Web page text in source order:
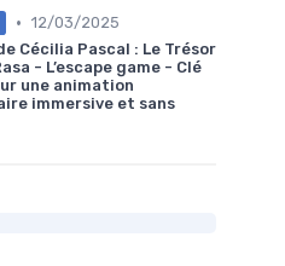
• 12/03/2025
Cécilia Pascal : Le Trésor
- L’escape game - Clé
une animation
immersive et sans